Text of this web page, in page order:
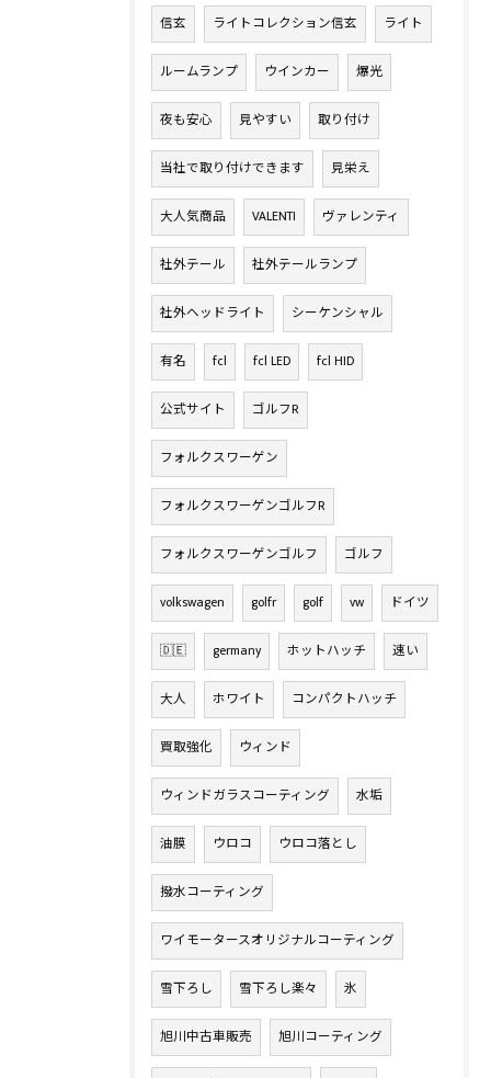
信玄 ライトコレクション信玄 ライト
ルームランプ ウインカー 爆光
夜も安心 見やすい 取り付け
当社で取り付けできます 見栄え
大人気商品 VALENTI ヴァレンティ
社外テール 社外テールランプ
社外ヘッドライト シーケンシャル
有名 fcl fcl LED fcl HID
公式サイト ゴルフR
フォルクスワーゲン
フォルクスワーゲンゴルフR
フォルクスワーゲンゴルフ ゴルフ
volkswagen golfr golf vw ドイツ
🇩🇪 germany ホットハッチ 速い
大人 ホワイト コンパクトハッチ
買取強化 ウィンド
ウィンドガラスコーティング 水垢
油膜 ウロコ ウロコ落とし
撥水コーティング
ワイモータースオリジナルコーティング
雪下ろし 雪下ろし楽々 氷
旭川中古車販売 旭川コーティング